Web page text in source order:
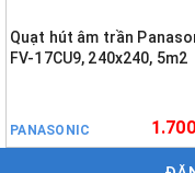
Quạt hút âm trần
FV-17CU9, 240x240, 5m2
PANASONIC